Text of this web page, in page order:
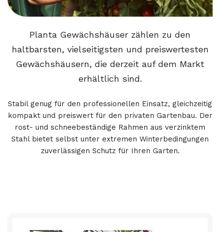
Planta Gewächshäuser zählen zu den
haltbarsten, vielseitigsten und preiswertesten
Gewächshäusern, die derzeit auf dem Markt
erhältlich sind.
Stabil genug für den professionellen Einsatz, gleichzeitig
kompakt und preiswert für den privaten Gartenbau. Der
rost- und schneebeständige Rahmen aus verzinktem
Stahl bietet selbst unter extremen Winterbedingungen
zuverlässigen Schutz für Ihren Garten.